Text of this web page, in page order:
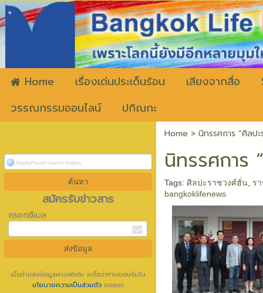
Home เรื่องเด่นประเด็นร้อน เสียงจากสื่อ
วรรณกรรมออนไลน์
ปกิณกะ
สมัครรับข่าวสาร
กรอกอีเมล
เมื่อท่านส่งข้อมูลผ่านฟอร์ม จะถือว่าท่านยอมรับใน
นโยบายความเป็นส่วนตัว ของเรา
Home > นิทรรศการ “ศิลป
นิทรรศการ
Tags:ศิลปะราชวงศ์ฮั่น ร
bangkoklifenews